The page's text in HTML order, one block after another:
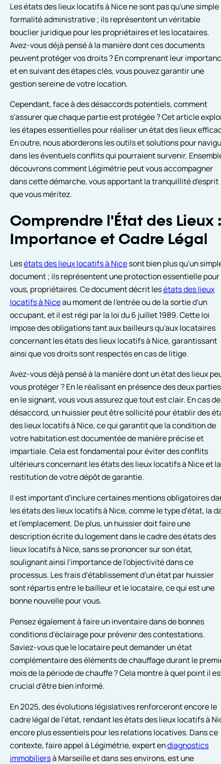
Les états des lieux locatifs à Nice ne sont pas qu'une simple
formalité administrative ; ils représentent un véritable
bouclier juridique pour les propriétaires et les locataires.
Avez-vous déjà pensé à la manière dont ces documents
peuvent protéger vos droits ? En comprenant leur
et en suivant des étapes clés, vous pouvez garantir une
gestion sereine de votre location.
Cependant, face à des désaccords potentiels, comment
s'assurer que chaque partie est protégée ? Cet article
les étapes essentielles pour réaliser un état des lieux
En outre, nous aborderons les outils et solutions pour
dans les éventuels conflits qui pourraient survenir.
découvrons comment Légimétrie peut vous accompagner
dans cette démarche, vous apportant la tranquillité d'esprit
que vous méritez.
Comprendre l'État des Lieux :
Importance et Cadre Légal
Lesétats des lieux locatifs à Nicesont bien plus qu'un
document ; ils représentent une protection essentielle pour
vous, propriétaires. Ce document décrit lesétats des lieux
locatifs à Niceau moment de l'entrée ou de la sortie d'un
occupant, et il est régi par la loi du 6 juillet 1989. Cette loi
impose des obligations tant aux bailleurs qu'aux locataires
concernant les états des lieux locatifs à Nice, garantissant
ainsi que vos droits sont respectés en cas de litige.
Avez-vous déjà pensé à la manière dont un état des lieux
vous protéger ? En le réalisant en présence des deux
en le signant, vous vous assurez que tout est clair. En cas de
désaccord, un huissier peut être sollicité pour établir des
des lieux locatifs à Nice, ce qui garantit que la condition de
votre habitation est documentée de manière précise et
impartiale. Cela est fondamental pour éviter des conflits
ultérieurs concernant les états des lieux locatifs à Nice et la
restitution de votre dépôt de garantie.
Il est important d'inclure certaines mentions obligatoires
les états des lieux locatifs à Nice, comme le type d'état, la
et l'emplacement. De plus, un huissier doit faire une
description écrite du logement dans le cadre des états des
lieux locatifs à Nice, sans se prononcer sur son état,
soulignant ainsi l'importance de l'objectivité dans ce
processus. Les frais d'établissement d'un état par huissier
sont répartis entre le bailleur et le locataire, ce qui est une
bonne nouvelle pour vous.
Pensez également à faire un inventaire dans de bonnes
conditions d'éclairage pour prévenir des contestations.
Saviez-vous que le locataire peut demander un état
complémentaire des éléments de chauffage durant le
mois de la période de chauffe ? Cela montre à quel point il
crucial d'être bien informé.
En 2025, des évolutions législatives renforceront encore le
cadre légal de l'état, rendant les états des lieux locatifs à
encore plus essentiels pour les relations locatives. Dans ce
contexte, faire appel à Légimétrie, expert endiagnostics
immobiliersà Marseille et dans ses environs, est une